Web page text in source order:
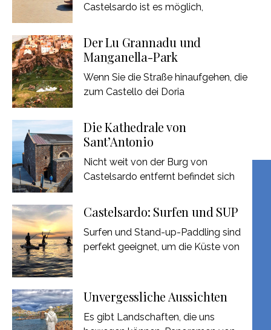
Castelsardo ist es möglich,
Der Lu Grannadu und
Manganella-Park
Wenn Sie die Straße hinaufgehen, die
zum Castello dei Doria
Die Kathedrale von
Sant’Antonio
Nicht weit von der Burg von
Castelsardo entfernt befindet sich
Castelsardo: Surfen und SUP
Surfen und Stand-up-Paddling sind
perfekt geeignet, um die Küste von
Unvergessliche Aussichten
Es gibt Landschaften, die uns